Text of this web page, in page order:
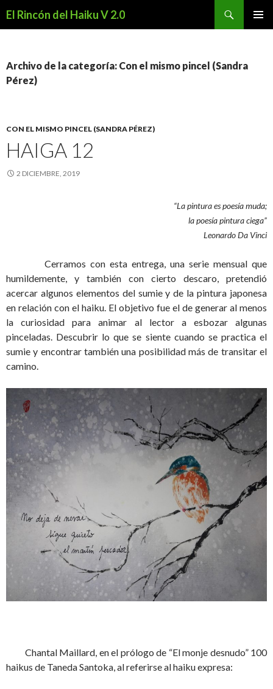
El Rincón del Haiku V 2.0
Archivo de la categoría: Con el mismo pincel (Sandra
Pérez)
CON EL MISMO PINCEL (SANDRA PÉREZ)
HAIGA 12
2 DICIEMBRE, 2019
“La pintura es poesía muda;
la poesía pintura ciega”
Leonardo Da Vinci
Cerramos con esta entrega, una serie mensual que
humildemente, y también con cierto descaro, pretendió
acercar algunos elementos del sumie y de la pintura japonesa
en relación con el haiku. El objetivo fue el de generar al menos
la curiosidad para animar al lector a esbozar algunas
pinceladas. Descubrir lo que se siente cuando se practica el
sumie y encontrar también una posibilidad más de transitar el
camino.
Chantal Maillard, en el prólogo de “El monje desnudo” 100
haikus de Taneda Santoka, al referirse al haiku expresa: